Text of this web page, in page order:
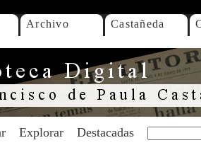
Archivo Castañeda
Explorar Destacadas